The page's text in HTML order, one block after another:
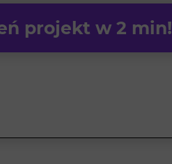
projekt w 2 min!